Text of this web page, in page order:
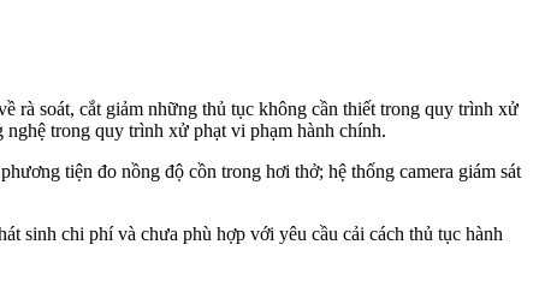
rà soát, cắt giảm những thủ tục không cần thiết trong quy trình xử
trong quy trình xử phạt vi phạm hành chính.
tiện đo nồng độ cồn trong hơi thở; hệ thống camera giám sát
sinh chi phí và chưa phù hợp với yêu cầu cải cách thủ tục hành